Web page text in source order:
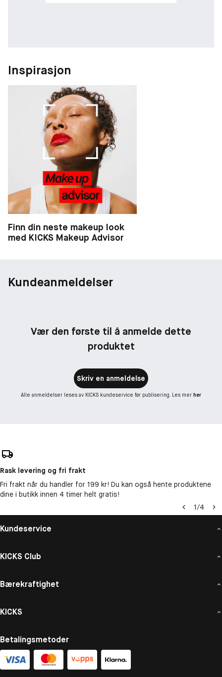
Inspirasjon
Finn din neste makeup look
med KICKS Makeup Advisor
Kundeanmeldelser
Vær den første til å anmelde dette
produktet
Skriv en anmeldelse
Alle anmeldelser leses av KICKS kundeservice før publisering. Les mer her
Rask levering og fri frakt
Fri frakt når du handler for 199 kr! Du kan også hente produktene
dine i butikk innen 4 timer helt gratis!
1/4
Kundeservice
KICKS Club
Bærekraftighet
KICKS
Betalingsmetoder